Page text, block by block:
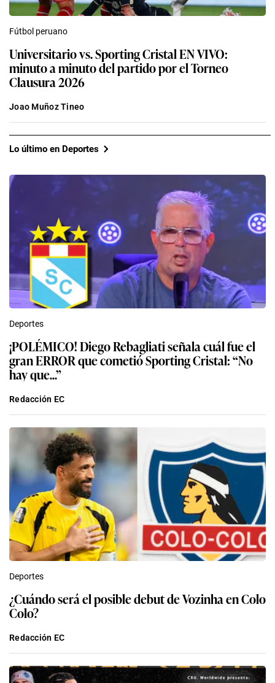
Fútbol peruano
Universitario vs. Sporting Cristal EN VIVO:
minuto a minuto del partido por el Torneo
Clausura 2026
Joao Muñoz Tineo
Lo último en Deportes
Deportes
¡POLÉMICO! Diego Rebagliati señala cuál fue el
gran ERROR que cometió Sporting Cristal: “No
hay que...”
Redacción EC
Deportes
¿Cuándo será el posible debut de Vozinha en Colo
Colo?
Redacción EC